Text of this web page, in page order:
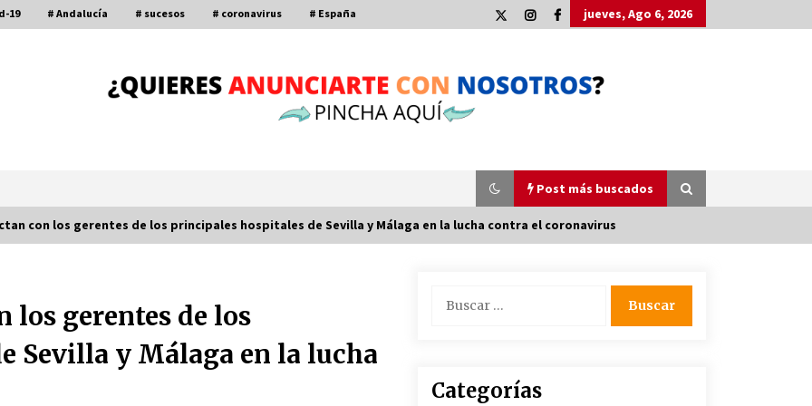
19 # Andalucía # sucesos # coronavirus # España jueves, Ago 6, 2026
Post más buscados
tan divertido (y cada vez más
popular)
10 de noviembre de 2022
Plaga de pulgas en el festival
Interestelar de Sevilla: «Pensé que
liquidación al no tener que pagar
con los gerentes de los principales hospitales de Sevilla y Málaga en la lucha contra el coronavirus
los gerentes de los
Sevilla y Málaga en la lucha
Categorías